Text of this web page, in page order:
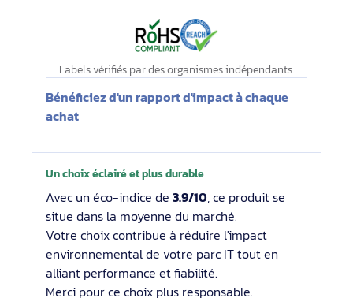
Labels vérifiés par des organismes indépendants.
Bénéficiez d'un rapport d'impact à chaque
achat
Un choix éclairé et plus durable
Avec un éco-indice de 3.9/10, ce produit se
situe dans la moyenne du marché.
Votre choix contribue à réduire l'impact
environnemental de votre parc IT tout en
alliant performance et fiabilité.
Merci pour ce choix plus responsable.